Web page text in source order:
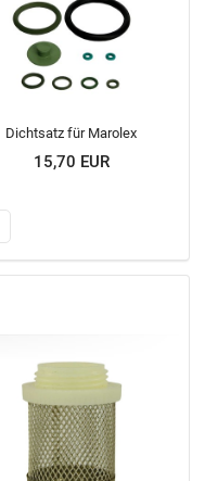
Dichtsatz für Marolex
15,70 EUR